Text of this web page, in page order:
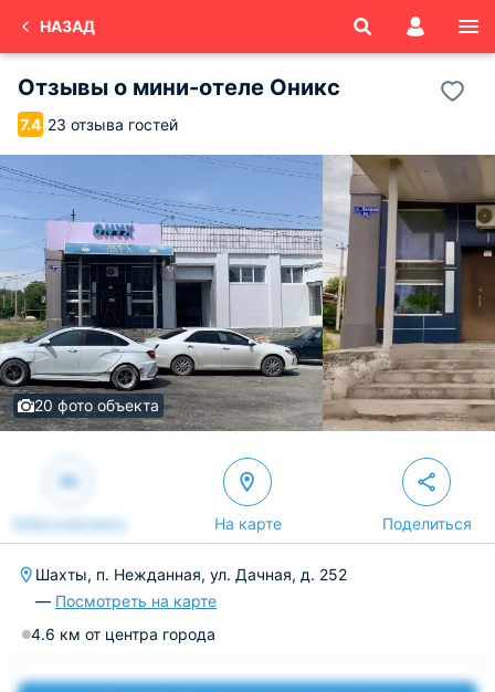
НАЗАД
Отзывы о мини-отеле Оникс
7.4 23 отзыва гостей
20 фото объекта
Забронировать На карте Поделиться
Шахты, п. Нежданная, ул. Дачная, д. 252
— Посмотреть на карте
4.6 км от центра города